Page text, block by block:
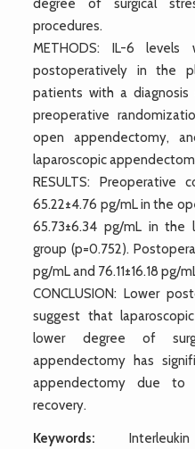
degree of surgical
procedures.
METHODS: IL-6
postoperatively in the
patients with a
preoperative
open appendectomy,
laparoscopic
RESULTS: Preoperative
65.22±4.76 pg/mL in the
65.73±6.34 pg/mL in the
group (p=0.752).
pg/mL and 76.11±16.18 pg/
CONCLUSION: Lower
suggest that
lower degree of
appendectomy has
appendectomy due to
recovery.
Keywords: